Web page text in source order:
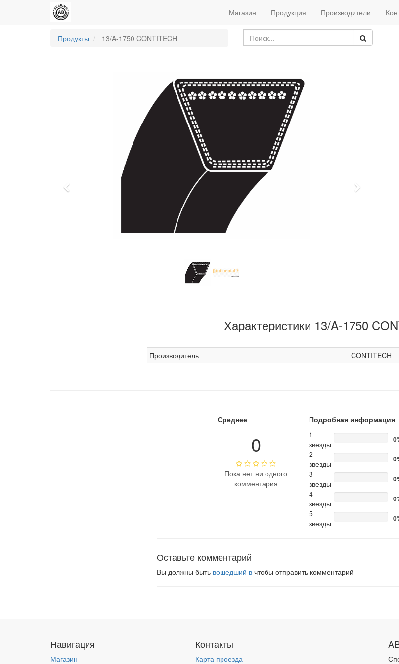
Магазин Продукция Производители
Продукты 13/A-1750 CONTITECH
Next
Характеристики 13/A-1750
Производитель CONTITECH
Среднее
0
Пока нет ни одного
комментария
Подробная информация
1
звезды
2
звезды
3
звезды
4
звезды
5
звезды
Оставьте комментарий
Вы должны быть вошедший в чтобы отправить комментарий
Навигация
Магазин
Контакты
Карта проезда